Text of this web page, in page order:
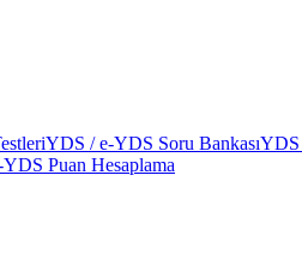
YDS / e-YDS Soru BankasıYDS
Puan Hesaplama